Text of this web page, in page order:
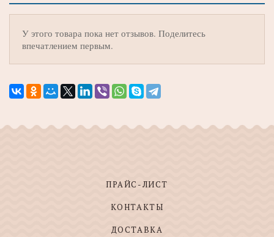
У этого товара пока нет отзывов. Поделитесь
впечатлением первым.
ПРАЙС-ЛИСТ
КОНТАКТЫ
ДОСТАВКА